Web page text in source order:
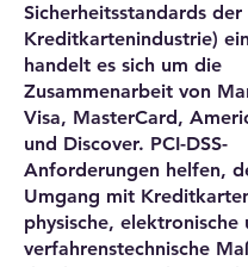
Sicherheitsstandards der
Kreditkartenindustrie)
handelt es sich um die
Zusammenarbeit von
Visa, MasterCard,
und Discover. PCI-DSS-
Anforderungen helfen,
Umgang mit
physische, elektronische
verfahrenstechnische